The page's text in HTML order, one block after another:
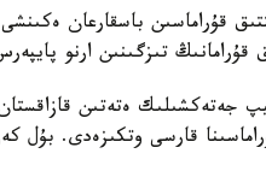
قۇرامانىڭ تىزگىنىن ارنو
قارسى وتكىزەدى. بۇل